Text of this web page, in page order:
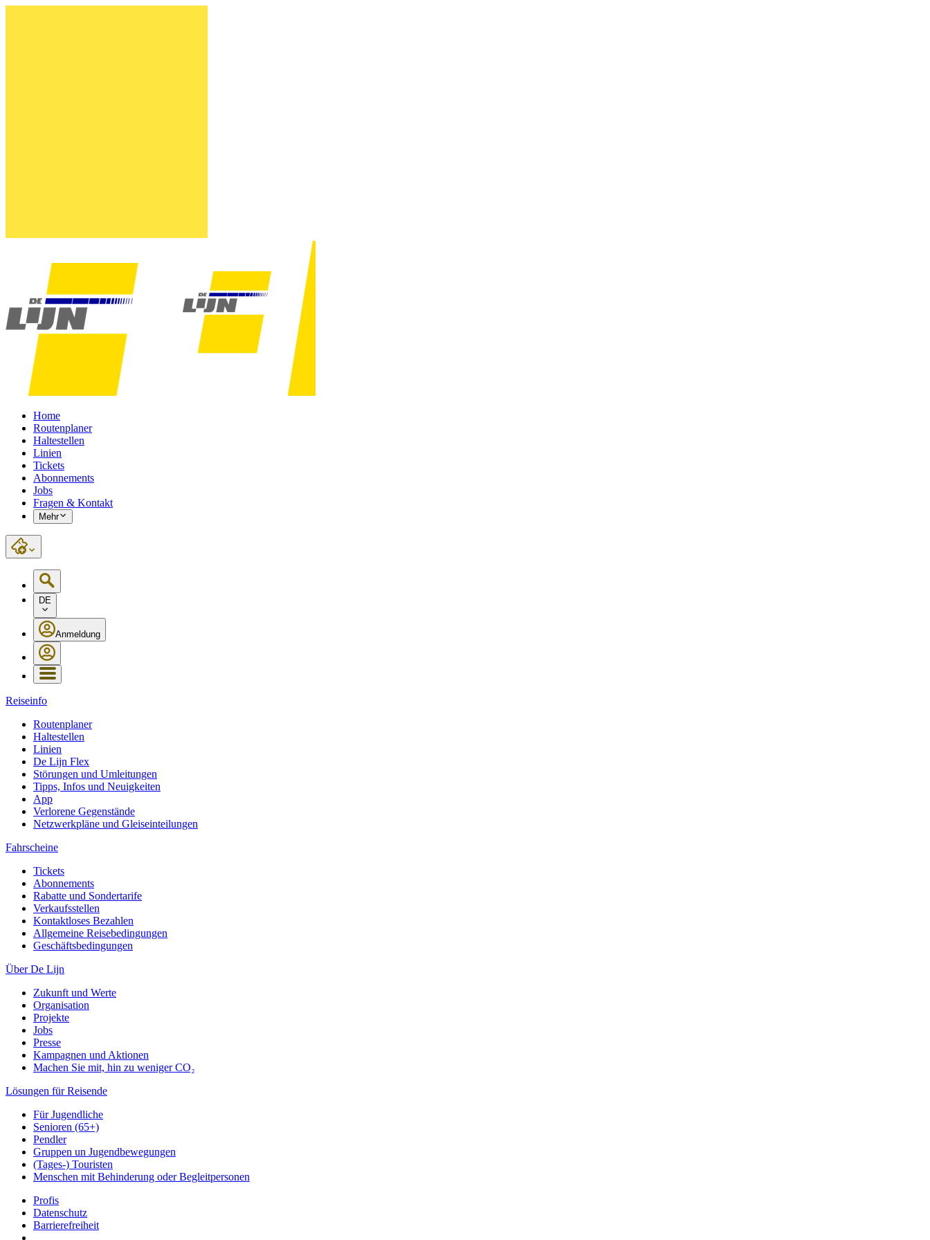
Home
Routenplaner
Haltestellen
Linien
Tickets
Abonnements
Jobs
Fragen & Kontakt
Mehr
DE
Anmeldung
Reiseinfo
Routenplaner
Haltestellen
Linien
De Lijn Flex
Störungen und Umleitungen
Tipps, Infos und Neuigkeiten
App
Verlorene Gegenstände
Netzwerkpläne und Gleiseinteilungen
Fahrscheine
Tickets
Abonnements
Rabatte und Sondertarife
Verkaufsstellen
Kontaktloses Bezahlen
Allgemeine Reisebedingungen
Geschäftsbedingungen
Über De Lijn
Zukunft und Werte
Organisation
Projekte
Jobs
Presse
Kampagnen und Aktionen
Machen Sie mit, hin zu weniger CO₂
Lösungen für Reisende
Für Jugendliche
Senioren (65+)
Pendler
Gruppen un Jugendbewegungen
(Tages-) Touristen
Menschen mit Behinderung oder Begleitpersonen
Profis
Datenschutz
Barrierefreiheit